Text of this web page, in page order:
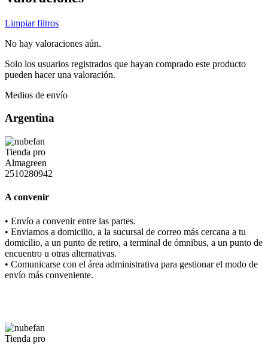
Limpiar filtros
No hay valoraciones aún.
Solo los usuarios registrados que hayan comprado este producto
pueden hacer una valoración.
Medios de envío
Argentina
A convenir
• Envío a convenir entre las partes.
• Enviamos a domicilio, a la sucursal de correo más cercana a tu
domicilio, a un punto de retiro, a terminal de ómnibus, a un punto de
encuentro u otras alternativas.
• Comunicarse con el área administrativa para gestionar el modo de
envío más conveniente.